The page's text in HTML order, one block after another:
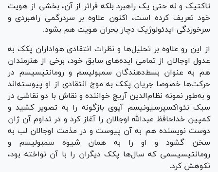
تاکتیک و نه حتی یک راهبرد بلکه فراتر از آن، بخشی از هویت
خود تعریف کرده است، اکنون علاوه بر سردرگمی راهبردی و
سرخوردگی ایدئولوژیک دچار بحران هویت هم بشود.
از این رو علاوه بر تحلیل‌ها و نظرات انتقادی هواداران پ‎ک‎ک به
عدول اوجالان از تمامی ایده‌های سابق خود، برخی از هنرمندان
هم به عنوان بسط‌دهندگان سمبولیسم و رومانتیسیسم در
حرکت‌ها خصوصا جریان پ‎ک‎ک به موج انتقادی از او پیوسته‌اند
و به‌طور نمونه نظام‌الدین آریچ خواننده و نقاش با دو نقاشی در
سبک نئواکسپرسیونیسم آپوی بازگونه را به تصویر کشید و
کمپین خداحافظ عبدالله اوجالان را آغاز کرد و در تداوم آن ژان
دوست نویسنده هم به آن پیوست و در مذمت اوجالان لب به
سخن گشود و او را به همان شیوه سمبولیسم و
رومانتیسیسمی که سال‌ها پ‎ک‎ک دیگران را با آن نواخته بود،
نکوهش کرد.